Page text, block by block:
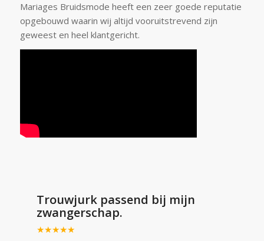
Mariages Bruidsmode heeft een zeer goede reputatie
opgebouwd waarin wij altijd vooruitstrevend zijn
geweest en heel klantgericht.
Trouwjurk passend bij mijn
zwangerschap.
★★★★★